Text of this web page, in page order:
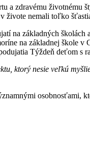
a zdravému
živote nemali toľko
na základných
na základnej škole
Týždeň deťom s
ktorý nesie veľkú
osobnosťami,